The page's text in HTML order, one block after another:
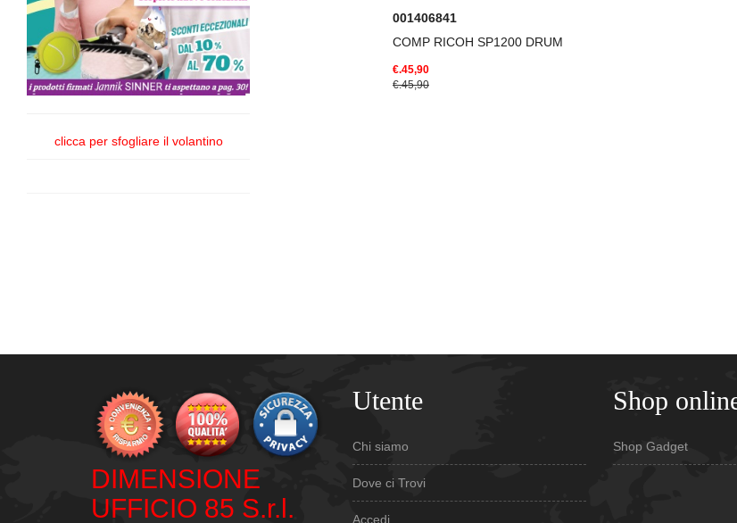
clicca per sfogliare il volantino
001406841
COMP RICOH SP1200 DRUM
€.45,90
€.45,90
DIMENSIONE
UFFICIO 85 S.r.l.
Utente
Chi siamo
Dove ci Trovi
Accedi
Shop
Shop Gadget